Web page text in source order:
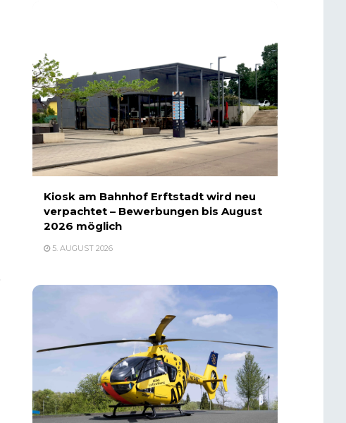
Kiosk am Bahnhof Erftstadt wird neu
verpachtet – Bewerbungen bis August
2026 möglich
5. AUGUST 2026